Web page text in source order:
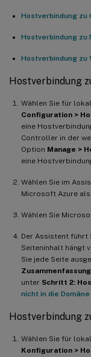
Hostverbindung zu
Hostverbindung zu
Hostverbindung zu
Hostverbindung
Wählen Sie für
Configuration >
eine
Controller in der
Option Manage >
eine
Wählen Sie im
Microsoft Azure
Wählen Sie
Der Assistent führt
Seiteninhalt hängt
Sie jede Seite
Zusammenfassung
unter Schritt 2:
nicht in die
Hostverbindung
Wählen Sie für
Konfiguration >